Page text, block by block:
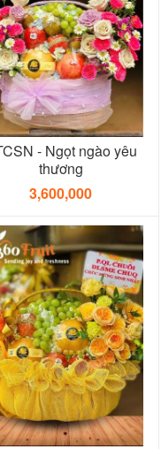
- Ngọt ngào yêu
thương
3,600,000